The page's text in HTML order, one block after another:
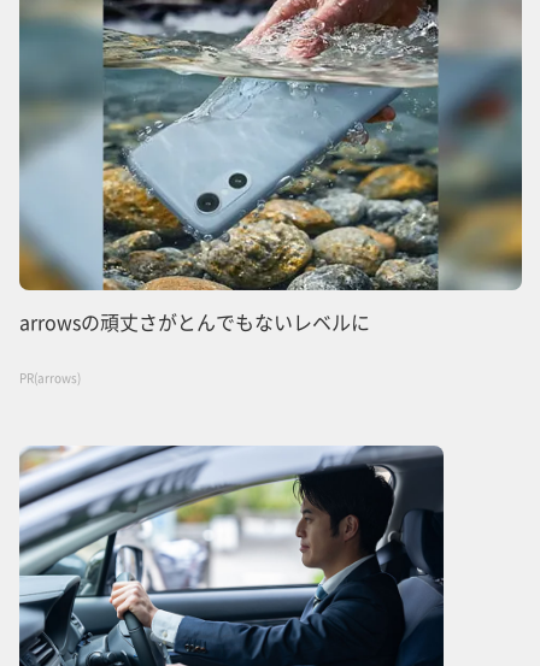
arrowsの頑丈さがとんでもないレベルに
PR(arrows)